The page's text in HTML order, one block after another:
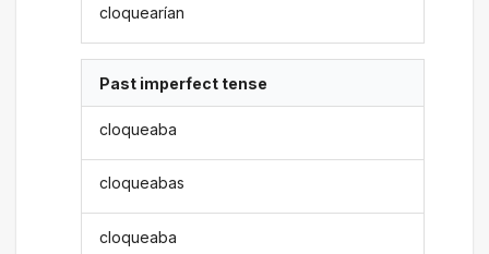
cloquearían
Past imperfect tense
cloqueaba
cloqueabas
cloqueaba